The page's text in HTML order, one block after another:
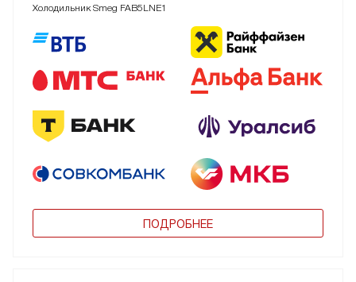
Холодильник Smeg FAB5LNE1
ПОДРОБНЕЕ